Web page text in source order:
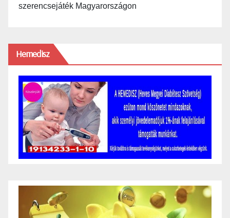
szerencsejáték Magyarországon
Hemedisz